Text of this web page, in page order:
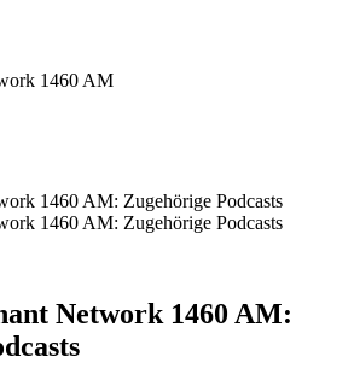
1460 AM
1460 AM: Zugehörige Podcasts
1460 AM: Zugehörige Podcasts
Network 1460 AM: